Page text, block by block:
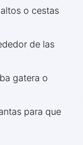
o cestas
de las
gatera o
para que